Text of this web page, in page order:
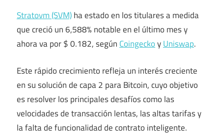
Stratovm (SVM)ha estado en los titulares a medida
que creció un 6,588% notable en el último mes y
ahora va por $ 0.182, según CoingeckoyUniswap.
Este rápido crecimiento refleja un interés creciente
en su solución de capa 2 para Bitcoin, cuyo objetivo
es resolver los principales desafíos como las
velocidades de transacción lentas, las altas tarifas y
la falta de funcionalidad de contrato inteligente.